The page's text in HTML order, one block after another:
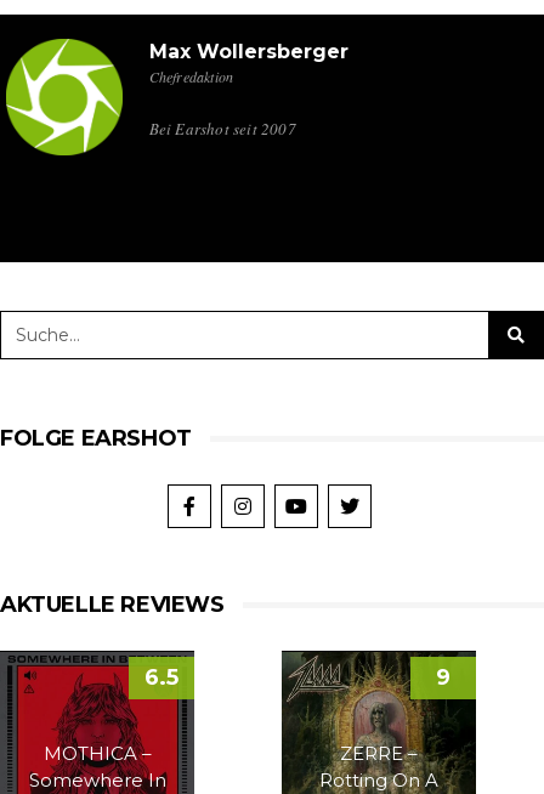
Max Wollersberger
Chefredaktion
Bei Earshot seit 2007
FOLGE EARSHOT
AKTUELLE REVIEWS
MOTHICA –
Somewhere In
6.5
ZERRE –
Rotting On A
9